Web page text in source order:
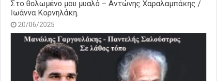
Στο θολωμένο μου μυαλό – Αντώνης Χαραλαμπάκης /
Ιωάννα Κορνηλάκη.
20/06/2025